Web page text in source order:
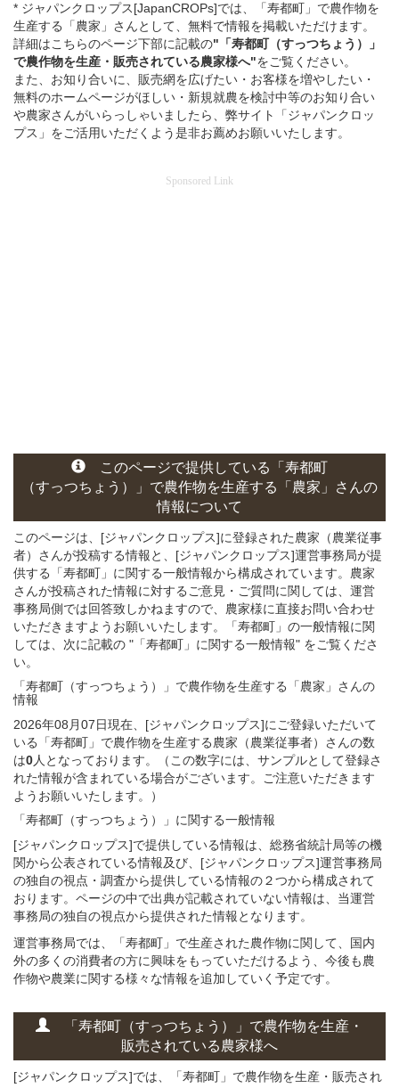
* ジャパンクロップス[JapanCROPs]では、「寿都町」で農作物を
生産する「農家」さんとして、無料で情報を掲載いただけます。
詳細はこちらのページ下部に記載の"「寿都町（すっつちょう）」
で農作物を生産・販売されている農家様へ"をご覧ください。
また、お知り合いに、販売網を広げたい・お客様を増やしたい・
無料のホームページがほしい・新規就農を検討中等のお知り合い
や農家さんがいらっしゃいましたら、弊サイト「ジャパンクロッ
プス」をご活用いただくよう是非お薦めお願いいたします。
Sponsored Link
このページで提供している
「寿都町
（すっつちょう）」 で農作物を生産する 「農家」さんの
情報について
このページは、[ジャパンクロップス]に登録された農家（農業従事
者）さんが投稿する情報と、[ジャパンクロップス]運営事務局が提
供する「寿都町」に関する一般情報から構成されています。農家
さんが投稿された情報に対するご意見・ご質問に関しては、運営
事務局側では回答致しかねますので、農家様に直接お問い合わせ
いただきますようお願いいたします。「寿都町」の一般情報に関
しては、次に記載の "「寿都町」に関する一般情報" をご覧くださ
い。
「寿都町（すっつちょう）」 で農作物を生産する 「農家」さんの
情報
2026年08月07日現在、[ジャパンクロップス]にご登録いただいて
いる「寿都町」で農作物を生産する農家（農業従事者）さんの数
は0人となっております。（この数字には、サンプルとして登録さ
れた情報が含まれている場合がございます。ご注意いただきます
ようお願いいたします。）
「寿都町（すっつちょう）」 に関する一般情報
[ジャパンクロップス]で提供している情報は、総務省統計局等の機
関から公表されている情報及び、[ジャパンクロップス]運営事務局
の独自の視点・調査から提供している情報の２つから構成されて
おります。ページの中で出典が記載されていない情報は、当運営
事務局の独自の視点から提供された情報となります。
運営事務局では、「寿都町」で生産された農作物に関して、国内
外の多くの消費者の方に興味をもっていただけるよう、今後も農
作物や農業に関する様々な情報を追加していく予定です。
「寿都町（すっつちょう）」 で農作物を生産・
販売されている農家様へ
[ジャパンクロップス]では、「寿都町」で農作物を生産・販売され